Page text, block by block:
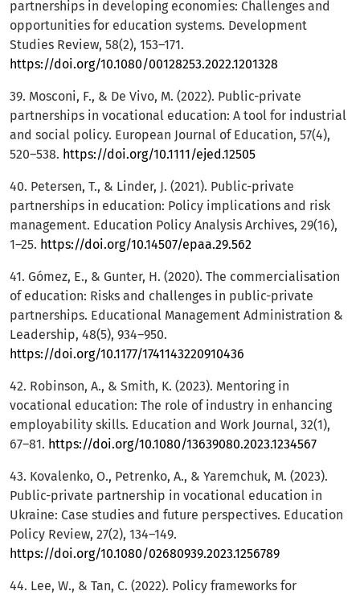
partnerships in developing economies: Challenges and
opportunities for education systems. Development
Studies Review, 58(2), 153–171.
https://doi.org/10.1080/00128253.2022.1201328
39. Mosconi, F., & De Vivo, M. (2022). Public-private
partnerships in vocational education: A tool for industrial
and social policy. European Journal of Education, 57(4),
520–538. https://doi.org/10.1111/ejed.12505
40. Petersen, T., & Linder, J. (2021). Public-private
partnerships in education: Policy implications and risk
management. Education Policy Analysis Archives, 29(16),
1–25. https://doi.org/10.14507/epaa.29.562
41. Gómez, E., & Gunter, H. (2020). The commercialisation
of education: Risks and challenges in public-private
partnerships. Educational Management Administration &
Leadership, 48(5), 934–950.
https://doi.org/10.1177/1741143220910436
42. Robinson, A., & Smith, K. (2023). Mentoring in
vocational education: The role of industry in enhancing
employability skills. Education and Work Journal, 32(1),
67–81. https://doi.org/10.1080/13639080.2023.1234567
43. Kovalenko, O., Petrenko, A., & Yaremchuk, M. (2023).
Public-private partnership in vocational education in
Ukraine: Case studies and future perspectives. Education
Policy Review, 27(2), 134–149.
https://doi.org/10.1080/02680939.2023.1256789
44. Lee, W., & Tan, C. (2022). Policy frameworks for